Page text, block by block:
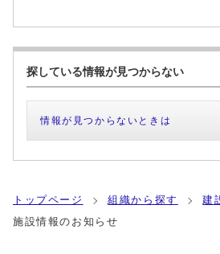
探している情報が見つからない
情報が見つからないときは
トップページ 組織から探す 建
施設情報のお知らせ